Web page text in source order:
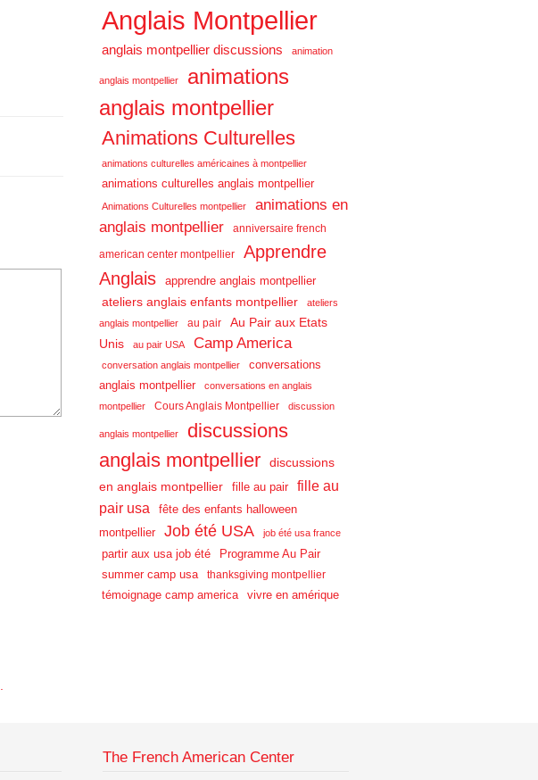
Anglais Montpellier
anglais montpellier discussions animation
anglais montpellier
animations
anglais montpellier
Animations Culturelles
animations culturelles américaines à montpellier
animations culturelles anglais montpellier
Animations Culturelles montpellier
animations en
anglais montpellier
anniversaire french
american center montpellier
Apprendre
Anglais
apprendre anglais montpellier
ateliers anglais enfants montpellier
ateliers
anglais montpellier
au pair
Au Pair aux Etats
Unis
au pair USA Camp America
conversation anglais montpellier
conversations
anglais montpellier
conversations en anglais
montpellier
Cours Anglais Montpellier discussion
anglais montpellier
discussions
anglais montpellier
discussions
en anglais montpellier
fille au pair
fille au
pair usa
fête des enfants halloween
montpellier
Job été USA job été usa france
partir aux usa job été
Programme Au Pair
summer camp usa
thanksgiving montpellier
témoignage camp america vivre en amérique
The French American Center